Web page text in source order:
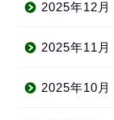
2025年12月
2025年11月
2025年10月